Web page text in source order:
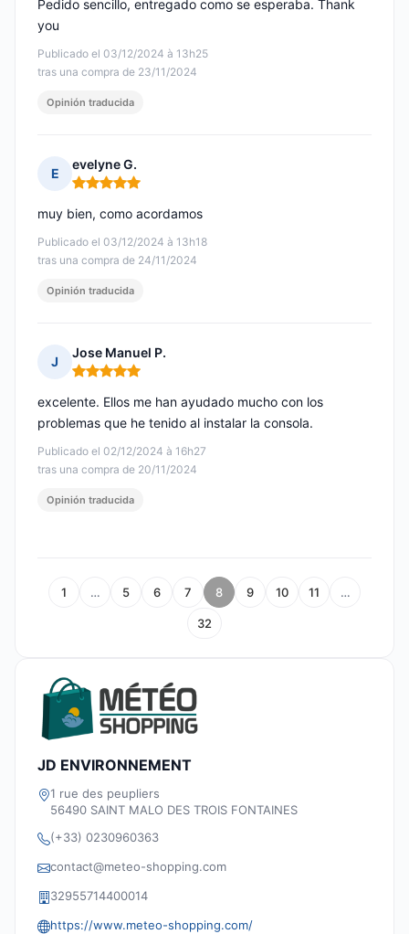
Publicado el 03/12/2024 à 13h25
tras una compra de 23/11/2024
Pedido sencillo, entregado como se esperaba. Thank
you
Opinión traducida
E
evelyne G.
Nota: 5 de 5
Publicado el 03/12/2024 à 13h18
tras una compra de 24/11/2024
muy bien, como acordamos
Opinión traducida
J
Jose Manuel P.
Nota: 5 de 5
Publicado el 02/12/2024 à 16h27
tras una compra de 20/11/2024
excelente. Ellos me han ayudado mucho con los
problemas que he tenido al instalar la consola.
Opinión traducida
1 … 5 6 7 8 9 10 11 …
32
JD ENVIRONNEMENT
1 rue des peupliers
56490 SAINT MALO DES TROIS FONTAINES
(+33) 0230960363
contact@meteo-shopping.com
32955714400014
https://www.meteo-shopping.com/